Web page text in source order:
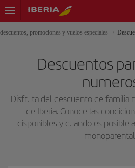
promociones y vuelos especiales
Descuentos
Disfruta del descuento de familia
de Iberia. Conoce las
disponibles y cuando es posible